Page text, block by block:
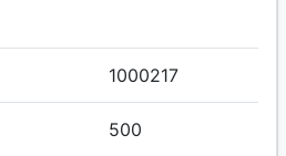
1000217
500